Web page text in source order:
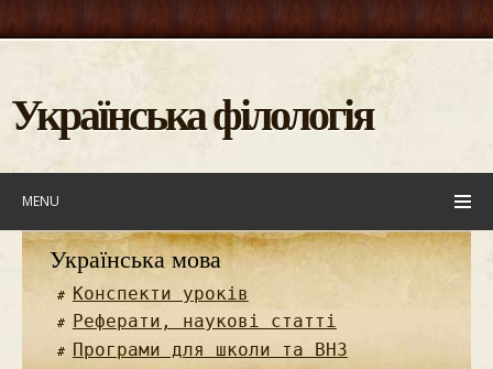
Українська філологія
MENU
Українська мова
Конспекти уроків
Реферати, наукові статті
Програми для школи та ВНЗ